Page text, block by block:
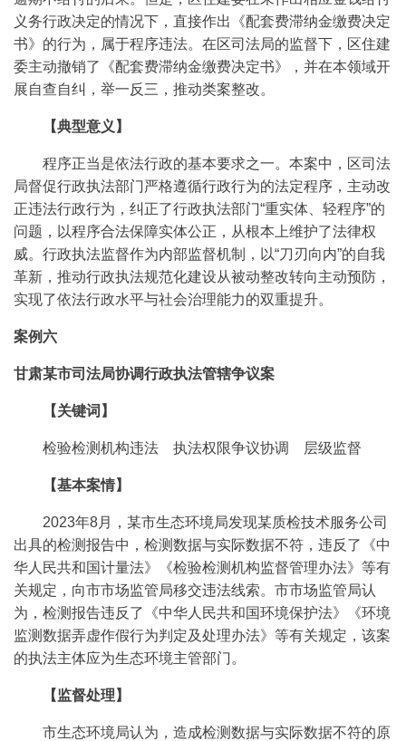
义务行政决定的情况下，直接作出《配套费滞纳金缴费决定
书》的行为，属于程序违法。在区司法局的监督下，区住建
委主动撤销了《配套费滞纳金缴费决定书》，并在本领域开
展自查自纠，举一反三，推动类案整改。
【典型意义】
程序正当是依法行政的基本要求之一。本案中，区司法
局督促行政执法部门严格遵循行政行为的法定程序，主动改
正违法行政行为，纠正了行政执法部门“重实体、轻程序”的
问题，以程序合法保障实体公正，从根本上维护了法律权
威。行政执法监督作为内部监督机制，以“刀刃向内”的自我
革新，推动行政执法规范化建设从被动整改转向主动预防，
实现了依法行政水平与社会治理能力的双重提升。
案例六
甘肃某市司法局协调行政执法管辖争议案
【关键词】
检验检测机构违法 执法权限争议协调 层级监督
【基本案情】
2023年8月，某市生态环境局发现某质检技术服务公司
出具的检测报告中，检测数据与实际数据不符，违反了《中
华人民共和国计量法》《检验检测机构监督管理办法》等有
关规定，向市市场监管局移交违法线索。市市场监管局认
为，检测报告违反了《中华人民共和国环境保护法》《环境
监测数据弄虚作假行为判定及处理办法》等有关规定，该案
的执法主体应为生态环境主管部门。
【监督处理】
市生态环境局认为，造成检测数据与实际数据不符的原